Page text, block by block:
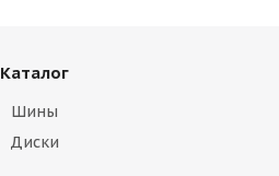
Каталог
Шины
Диски